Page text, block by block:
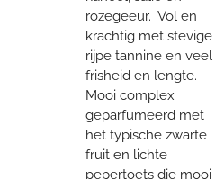
rozegeeur. Vol en
krachtig met stevige
rijpe tannine en veel
frisheid en lengte.
Mooi complex
geparfumeerd met
het typische zwarte
fruit en lichte
pepertoets die mooi